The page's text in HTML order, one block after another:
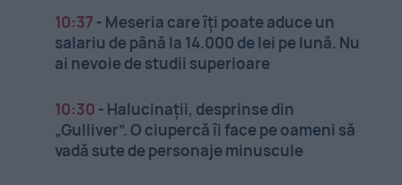
10:37 - Meseria care îți poate aduce un
salariu de până la 14.000 de lei pe lună. Nu
ai nevoie de studii superioare
10:30 - Halucinații, desprinse din
„Gulliver”. O ciupercă îi face pe oameni să
vadă sute de personaje minuscule